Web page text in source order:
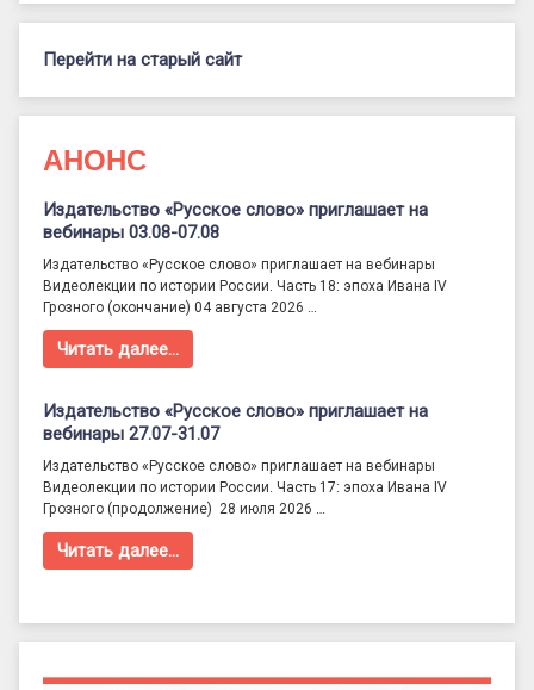
Перейти на старый сайт
АНОНС
Издательство «Русское слово» приглашает на
вебинары 03.08-07.08
Издательство «Русское слово» приглашает на вебинары
Видеолекции по истории России. Часть 18: эпоха Ивана IV
Грозного (окончание) 04 августа 2026 …
Читать далее…
Издательство «Русское слово» приглашает на
вебинары 27.07-31.07
Издательство «Русское слово» приглашает на вебинары
Видеолекции по истории России. Часть 17: эпоха Ивана IV
Грозного (продолжение) 28 июля 2026 …
Читать далее…